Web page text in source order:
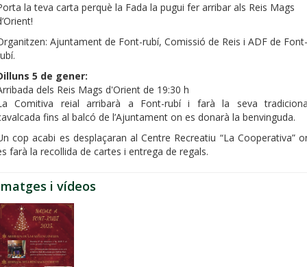
la teva carta perquè la Fada la pugui fer arribar als Reis Mags
Ajuntament de Font-rubí, Comissió de Reis i ADF de Font-
5 de gener:
dels Reis Mags d'Orient de 19:30 h
Comitiva reial arribarà a Font-rubí i farà la seva
fins al balcó de l’Ajuntament on es donarà la benvinguda.
cop acabi es desplaçaran al Centre Recreatiu “La Cooperativa”
farà la recollida de cartes i entrega de regals.
i vídeos